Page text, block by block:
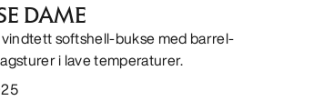
DAME
vindtett softshell-bukse med barrel-
i lave temperaturer.